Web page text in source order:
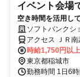
イベント会場
空き時間を活用し
のアルバイトです
目指せます。
ソフトバンクシ
アクセス ＪＲ
うりランド徒歩
時給1,750円以上
東京都稲城市
勤務時間 1日6